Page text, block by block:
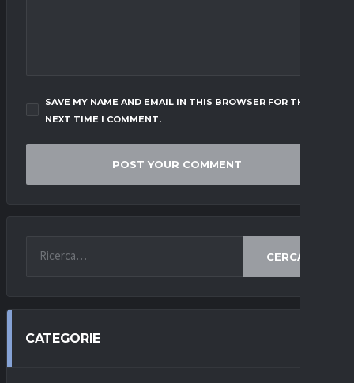
SAVE MY NAME AND EMAIL IN THIS BROWSER FOR THE
NEXT TIME I COMMENT.
CERCA
CATEGORIE